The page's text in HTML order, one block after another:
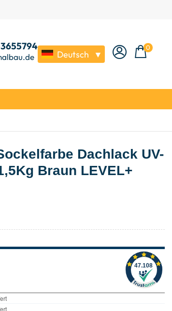
Deutsch ▼
0
Dachlack UV-
Braun LEVEL+